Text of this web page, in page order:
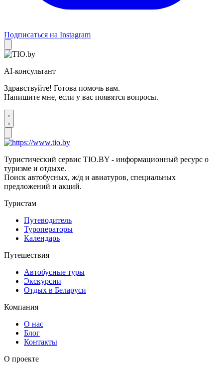
Подписаться на Instagram
AI-консультант
Здравствуйте! Готова помочь вам.
Напишите мне, если у вас появятся вопросы.
Туристический сервис TIO.BY - информационный ресурс о
туризме и отдыхе.
Поиск автобусных, ж/д и авиатуров, специальных
предложений и акций.
Туристам
Путеводитель
Туроператоры
Календарь
Путешествия
Автобусные туры
Экскурсии
Отдых в Беларуси
Компания
О нас
Блог
Контакты
О проекте